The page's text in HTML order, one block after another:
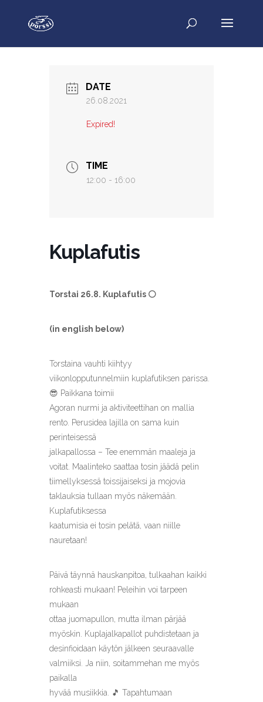
DATE
26.08.2021
Expired!
TIME
12:00 - 16:00
Kuplafutis
Torstai 26.8. Kuplafutis ⚪️
(in english below)
Torstaina vauhti kiihtyy
viikonlopputunnelmiin kuplafutiksen parissa.
😎 Paikkana toimii
Agoran nurmi ja aktiviteettihan on mallia
rento. Perusidea lajilla on sama kuin
perinteisessä
jalkapallossa – Tee enemmän maaleja ja
voitat. Maalinteko saattaa tosin jäädä pelin
tiimellyksessä toissijaiseksi ja mojovia
taklauksia tullaan myös näkemään.
Kuplafutiksessa
kaatumisia ei tosin pelätä, vaan niille
nauretaan!
Päivä täynnä hauskanpitoa, tulkaahan kaikki
rohkeasti mukaan! Peleihin voi tarpeen
mukaan
ottaa juomapullon, mutta ilman pärjää
myöskin. Kuplajalkapallot puhdistetaan ja
desinfioidaan käytön jälkeen seuraavalle
valmiiksi. Ja niin, soitammehan me myös
paikalla
hyvää musiikkia. 🎵 Tapahtumaan